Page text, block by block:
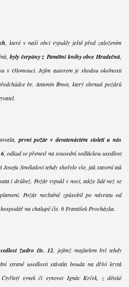
, které v naší obci vypukly ještě před založením
byly čerpány z Pamětní knihy obce Hradečná
v Olomouci. Jejím autorem je shodou okolností
br. Antonín Řmot, který shrnutí požárů
první požár v devatenáctém století u nás
, odkud se přenesl na sousední sedláckou usedlost
Smékalovi tehdy shořelo vše, jak stavení tak
i drůbež. Požár vypukl v noci, takže lidé než se
Požár nechtěně způsobil po návratu od
na chalupě čís. 6 František Procházka.
žudro čís. 12 , jejímž majitelem byl tehdy
straně usedlosti stávala bouda na dříví krytá
synek či synovec Ignác Krček, z dětské